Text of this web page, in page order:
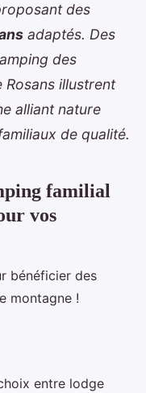
des
adaptés. Des
des
Rosans illustrent
alliant nature
de qualité.
familial
vos
bénéficier des
montagne !
entre lodge